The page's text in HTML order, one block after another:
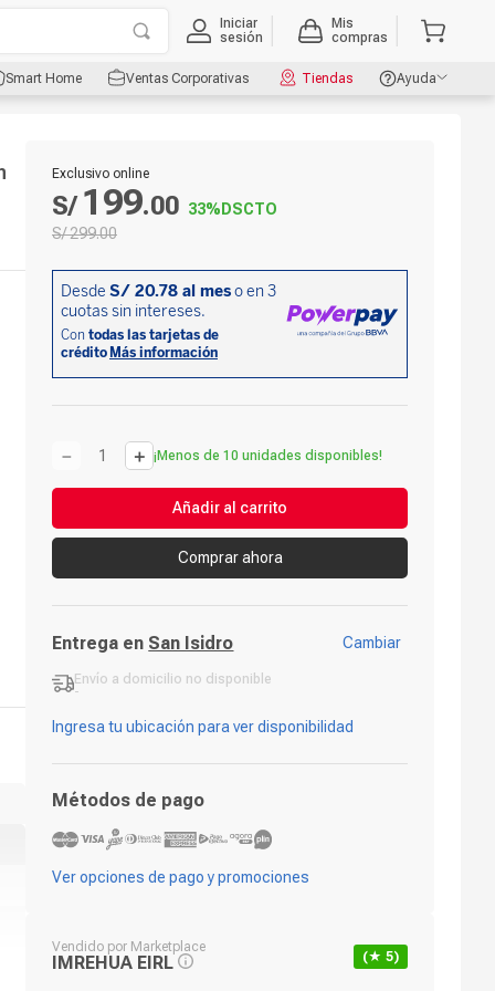
Iniciar
sesión
Mis
compras
Smart Home Ventas Corporativas Tiendas
Ayuda
Exclusivo online
S/ 199.00 33% DSCTO
S/299.00
＋
－ ¡Menos de 10 unidades disponibles!
Añadir al carrito
Comprar ahora
Entrega en San Isidro Cambiar
Envío a domicilio no disponible
-
Ingresa tu ubicación para ver disponibilidad
Métodos de pago
Ver opciones de pago y promociones
Vendido por Marketplace
IMREHUA EIRL (★ 5)